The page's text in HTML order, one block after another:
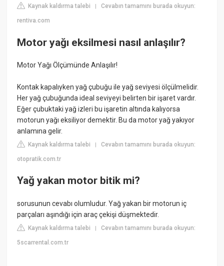
Kaynak kaldırma talebi |Cevabın tamamını burada okuyun:
rentiva.com
Motor yağı eksilmesi nasıl anlaşılır?
Motor Yağı Ölçümünde Anlaşılır!
Kontak kapalıyken yağ çubuğu ile yağ seviyesi ölçülmelidir.
Her yağ çubuğunda ideal seviyeyi belirten bir işaret vardır.
Eğer çubuktaki yağ izleri bu işaretin altında kalıyorsa
motorun yağı eksiliyor demektir. Bu da motor yağ yakıyor
anlamına gelir.
Kaynak kaldırma talebi |Cevabın tamamını burada okuyun:
otopratik.com.tr
Yağ yakan motor bitik mi?
sorusunun cevabı olumludur. Yağ yakan bir motorun iç
parçaları aşındığı için araç çekişi düşmektedir.
Kaynak kaldırma talebi |Cevabın tamamını burada okuyun:
5scarrental.com.tr